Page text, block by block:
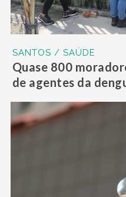
SANTOS / SAÚDE
Quase 800
de agentes da